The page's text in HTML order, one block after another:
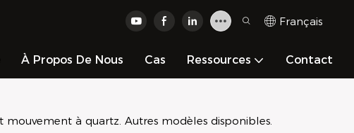
Français
À Propos De Nous Cas Ressources Contact
à quartz. Autres modèles disponibles.